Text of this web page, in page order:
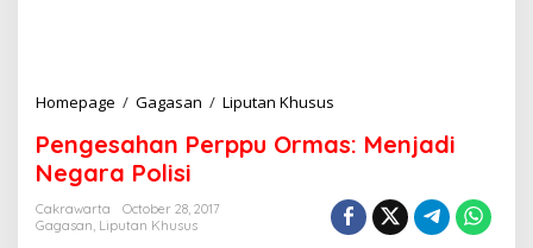
Homepage / Gagasan / Liputan Khusus
n
s
a
Pengesahan Perppu Ormas: Menjadi
Negara Polisi
Cakrawarta
October 28, 2017
Gagasan, Liputan Khusus